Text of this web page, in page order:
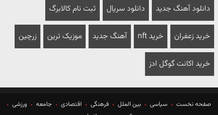
دانلود آهنگ جدید دانلود سریال ثبت نام کالابرگ
خرید زعفران خرید nft آهنگ جدید موزیک ترین زرچین
خرید اکانت گوگل ادز
صفحه نخست سیاسی بین الملل فرهنگی اقتصادی جامعه
ورزشی